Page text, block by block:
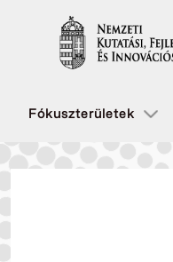
Fókuszterületek